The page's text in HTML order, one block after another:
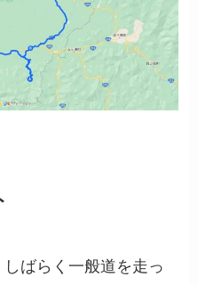
ばらく一般道を走っ